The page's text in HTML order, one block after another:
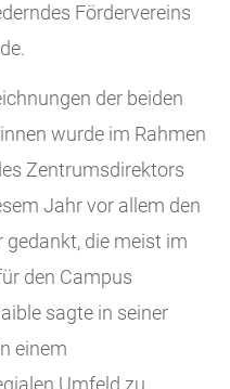
Fördervereins
der beiden
wurde im Rahmen
Zentrumsdirektors
Jahr vor allem den
gedankt, die meist im
den Campus
sagte in seiner
einem
Umfeld zu